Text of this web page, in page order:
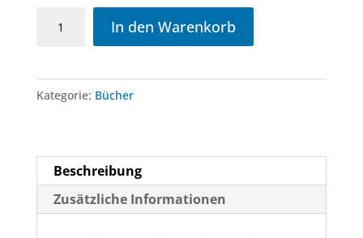
Menge
In den Warenkorb
Kategorie: Bücher
Beschreibung
Zusätzliche Informationen